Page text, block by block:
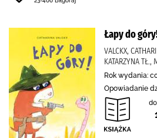
Łapy do
VALCKX,
KATARZYNA TŁ.,
Rok wydania:
Opowiadanie